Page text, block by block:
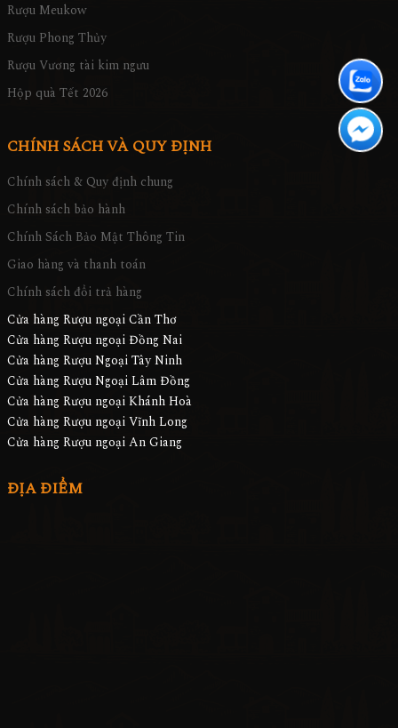
Rượu Meukow
Rượu Phong Thủy
Rượu Vương tài kim ngưu
Hộp quà Tết 2026
CHÍNH SÁCH VÀ QUY ĐỊNH
Chính sách & Quy định chung
Chính sách bảo hành
Chính Sách Bảo Mật Thông Tin
Giao hàng và thanh toán
Chính sách đổi trả hàng
Cửa hàng Rượu ngoại Cần Thơ
Cửa hàng Rượu ngoại Đồng Nai
Cửa hàng Rượu Ngoại Tây Ninh
Cửa hàng Rượu Ngoại Lâm Đồng
Cửa hàng Rượu ngoại Khánh Hoà
Cửa hàng Rượu ngoại Vĩnh Long
Cửa hàng Rượu ngoại An Giang
ĐỊA ĐIỂM